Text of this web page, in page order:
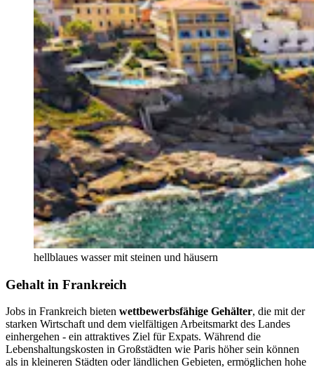
hellblaues wasser mit steinen und häusern
Gehalt in Frankreich
Jobs in Frankreich bieten wettbewerbsfähige Gehälter, die mit der
starken Wirtschaft und dem vielfältigen Arbeitsmarkt des Landes
einhergehen - ein attraktives Ziel für Expats. Während die
Lebenshaltungskosten in Großstädten wie Paris höher sein können
als in kleineren Städten oder ländlichen Gebieten, ermöglichen hohe